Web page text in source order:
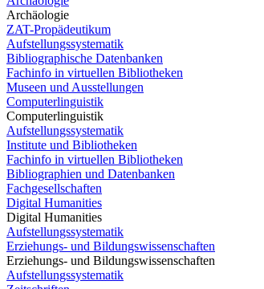
Archäologie
ZAT-Propädeutikum
Aufstellungssystematik
Bibliographische Datenbanken
Fachinfo in virtuellen Bibliotheken
Museen und Ausstellungen
Computerlinguistik
Computerlinguistik
Aufstellungssystematik
Institute und Bibliotheken
Fachinfo in virtuellen Bibliotheken
Bibliographien und Datenbanken
Fachgesellschaften
Digital Humanities
Digital Humanities
Aufstellungssystematik
Erziehungs- und Bildungswissenschaften
Erziehungs- und Bildungswissenschaften
Aufstellungssystematik